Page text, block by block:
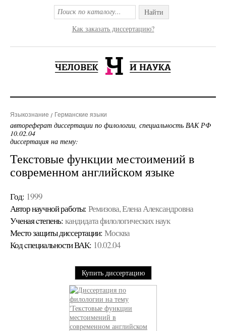
Найти
Как заказать диссертацию?
Языкознание Германские языки
автореферат диссертации по филологии, специальность ВАК РФ
10.02.04
диссертация на тему:
Текстовые функции местоимений в
современном английском языке
Год: 1999
Автор научной работы: Ремизова, Елена Александровна
Ученая cтепень: кандидата филологических наук
Место защиты диссертации: Москва
Код cпециальности ВАК: 10.02.04
Купить диссертацию